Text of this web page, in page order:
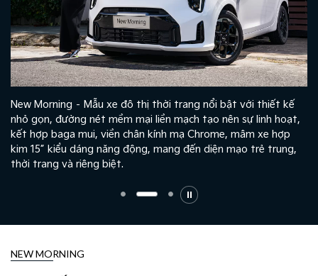
New Morning – Mẫu xe đô thị thời trang nổi bật với thiết kế
nhỏ gọn, đường nét mềm mại liền mạch tạo nên sự linh hoạt,
kết hợp baga mui, viền chân kính mạ Chrome, mâm xe hợp
kim 15” kiểu dáng năng động, mang đến diện mạo trẻ trung,
thời trang và riêng biệt.
NEW MORNING